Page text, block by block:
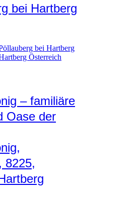
bei Hartberg
bei Hartberg
Österreich
– familiäre
Oase der
8225,